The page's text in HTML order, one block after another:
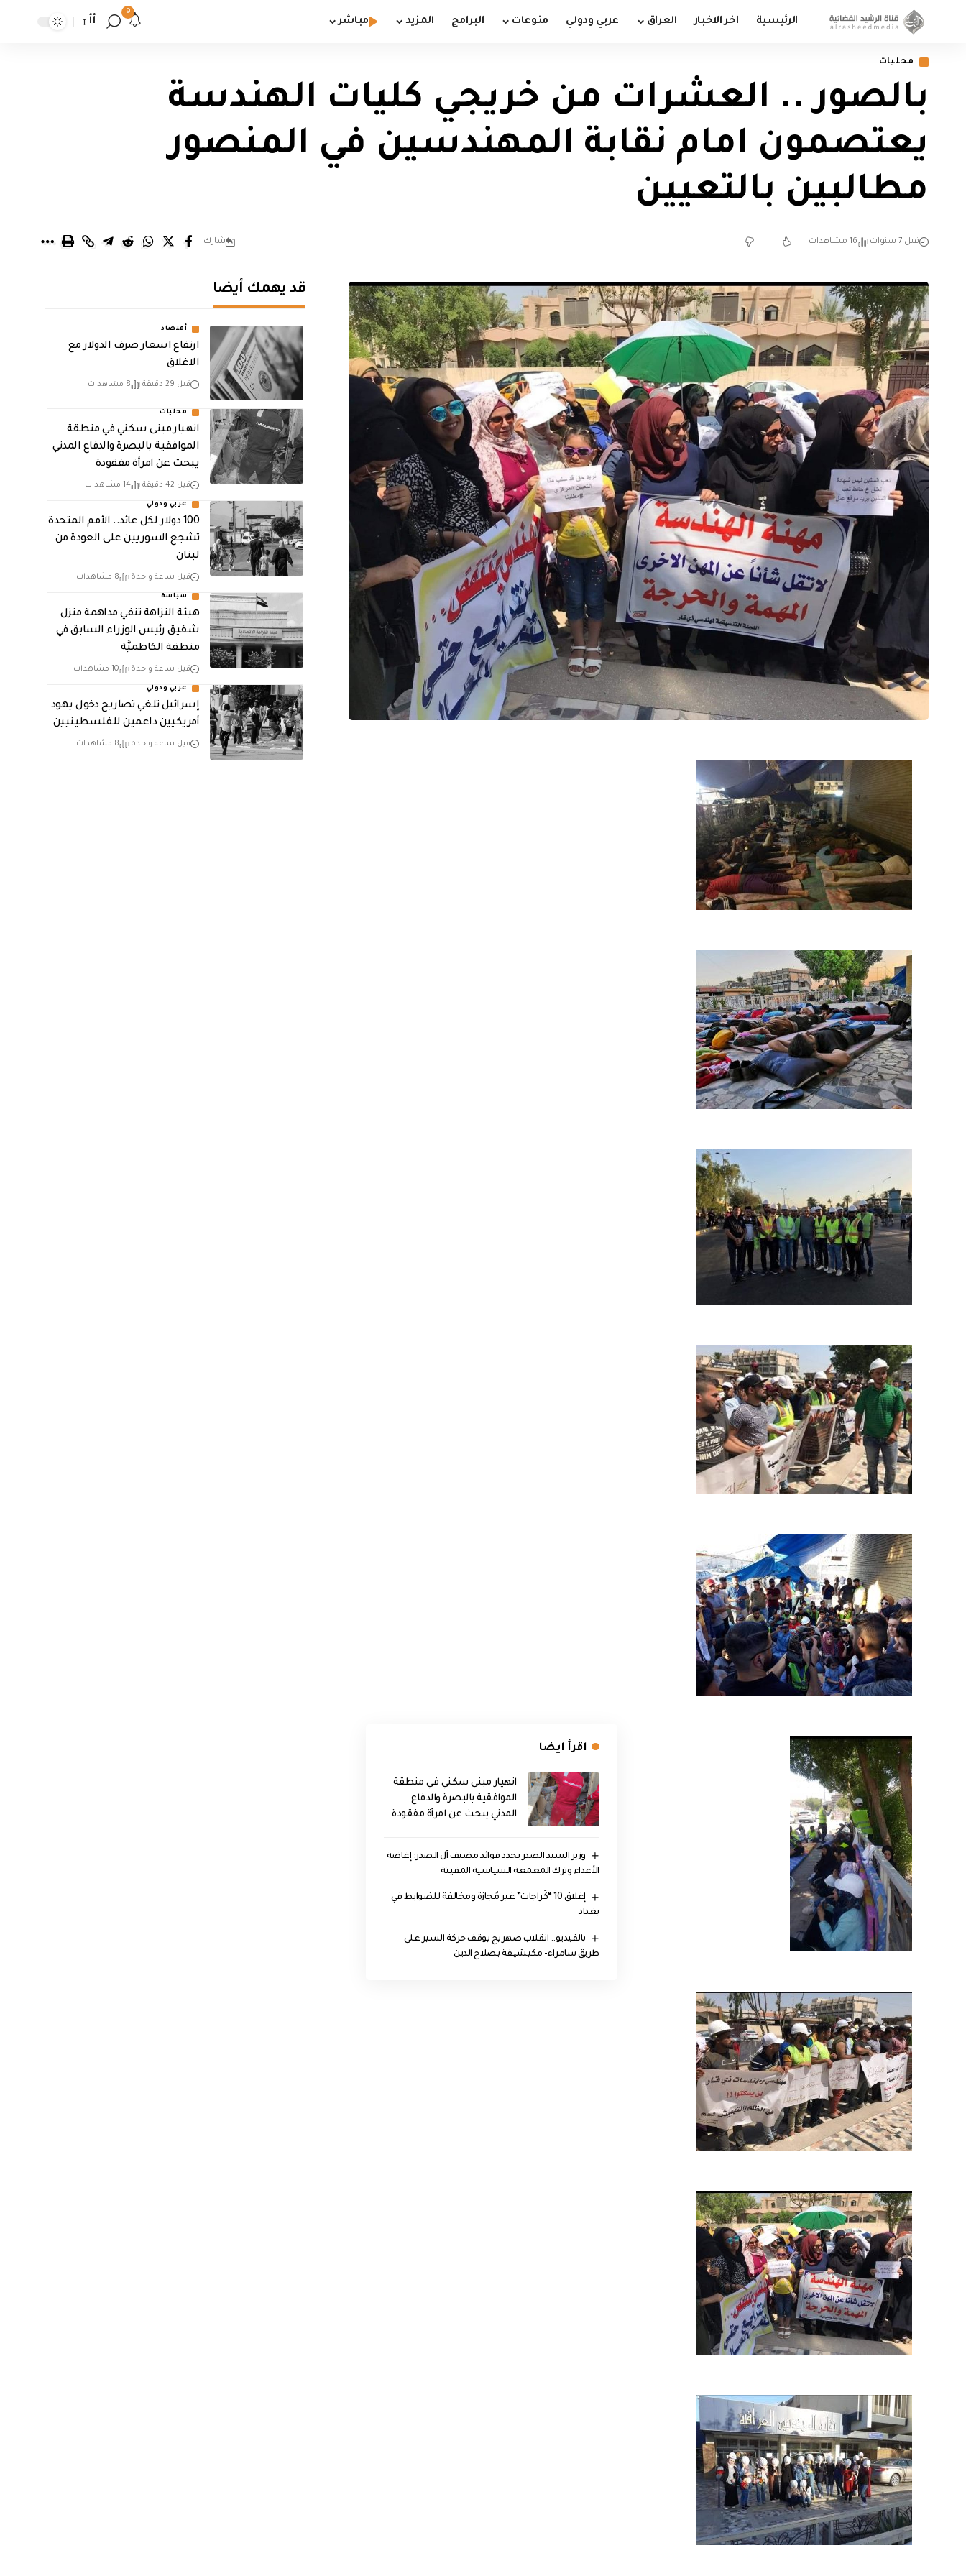
الرئيسية اخر الاخبار العراق عربي ودولي منوعات البرامج المزيد مباشر
9
أأ
محليات
بالصور .. العشرات من خريجي كليات الهندسة
يعتصمون امام نقابة المهندسين في المنصور
مطالبين بالتعيين
قبل 7 سنوات 16 مشاهدات شارك
اقرأ ايضا
انهيار مبنى سكني في منطقة
الموافقية بالبصرة والدفاع
المدني يبحث عن امرأة مفقودة
وزير السيد الصدر يحدد فوائد مضيف آل الصدر: إغاضة
الأعداء وترك المعمعة السياسية المقيتة
إغلاق 10 “كَراجات” غير مُجازة ومخالفة للضوابط في
بغداد
بالفيديو.. انقلاب صهريج يوقف حركة السير على
طريق سامراء- مكيشيفة بصلاح الدين
قد يهمك أيضا
أقتصاد
ارتفاع اسعار صرف الدولار مع
الاغلاق
قبل 29 دقيقة 8 مشاهدات
محليات
انهيار مبنى سكني في منطقة
الموافقية بالبصرة والدفاع المدني
يبحث عن امرأة مفقودة
قبل 42 دقيقة 14 مشاهدات
عربي ودولي
100 دولار لكل عائد.. الأمم المتحدة
تشجع السوريين على العودة من
لبنان
قبل ساعة واحدة 8 مشاهدات
سياسة
هيئة النزاهة تنفي مداهمة منزل
شقيق رئيس الوزراء السابق في
منطقة الكاظميَّة
قبل ساعة واحدة 10 مشاهدات
عربي ودولي
إسرائيل تلغي تصاريح دخول يهود
أمريكيين داعمين للفلسطينيين
قبل ساعة واحدة 8 مشاهدات